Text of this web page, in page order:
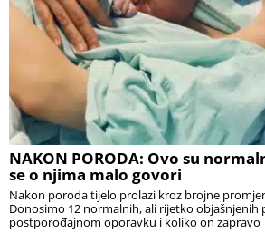
NAKON PORODA: Ovo su
se o njima malo govori
Nakon poroda tijelo prolazi kroz brojne
Donosimo 12 normalnih, ali rijetko objašnjenih
postporođajnom oporavku i koliko on zapravo